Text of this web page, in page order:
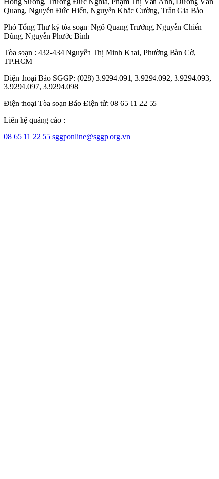
Hồng Sương, Trương Đức Nghĩa, Phạm Thị Vân Anh,
Dương Văn
Quang, Nguyễn Đức Hiển, Nguyễn Khắc Cường, Trần Gia Bảo
Phó Tổng Thư ký tòa soạn: Ngô Quang Trưởng, Nguyễn Chiến
Dũng, Nguyễn Phước Bình
Tòa soạn : 432-434 Nguyễn Thị Minh Khai, Phường Bàn Cờ,
TP.HCM
Điện thoại Báo SGGP: (028) 3.9294.091, 3.9294.092, 3.9294.093,
3.9294.097, 3.9294.098
Điện thoại Tòa soạn Báo Điện tử: 08 65 11 22 55
Liên hệ quảng cáo :
08 65 11 22 55 sggponline@sggp.org.vn